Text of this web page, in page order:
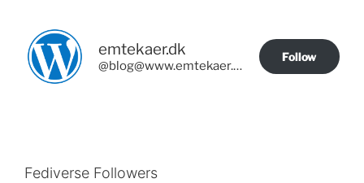
emtekaer.dk
@blog@www.emtekaer.dk
Follow
Fediverse Followers